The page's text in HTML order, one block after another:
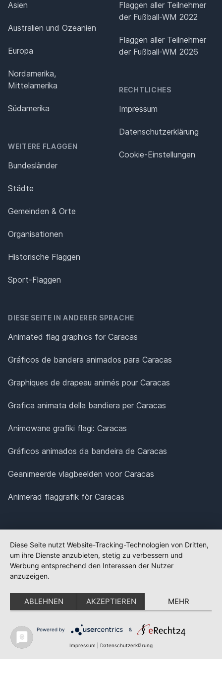
Asien
Australien und Ozeanien
Europa
Nordamerika,
Mittelamerika
Südamerika
WEITERE FLAGGEN
Bundesländer
Städte
Gemeinden & Orte
Organisationen
Historische Flaggen
Sport-Flaggen
Flaggen aller Teilnehmer
der Fußball-WM 2022
Flaggen aller Teilnehmer
der Fußball-WM 2026
RECHTLICHES
Impressum
Datenschutz­erklärung
Cookie-Einstellungen
DIESE SEITE IN ANDERER SPRACHE
Animated flag graphics for Caracas
Gráficos de bandera animados para Caracas
Graphiques de drapeau animés pour Caracas
Grafica animata della bandiera per Caracas
Animowane grafiki flagi: Caracas
Gráficos animados da bandeira de Caracas
Geanimeerde vlagbeelden voor Caracas
Animerad flaggrafik för Caracas
Diese Seite nutzt Website-Tracking-Technologien von Dritten,
um ihre Dienste anzubieten, stetig zu verbessern und
Werbung entsprechend den Interessen der Nutzer
anzuzeigen.
ABLEHNEN AKZEPTIEREN MEHR
Powered by &
Impressum Datenschutzerklärung